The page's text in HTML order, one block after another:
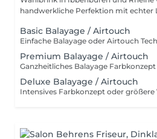
handwerkliche Perfektion mit echter
Basic Balayage / Airtouch
Premium Balayage / Airtouch
Deluxe Balayage / Airtouch